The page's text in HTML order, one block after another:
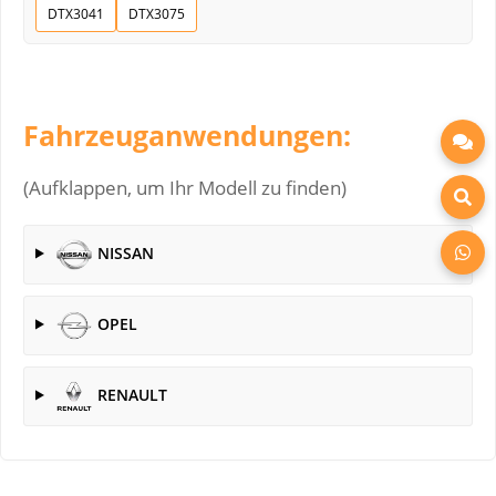
DTX3041
DTX3075
Fahrzeuganwendungen:
(Aufklappen, um Ihr Modell zu finden)
NISSAN
OPEL
RENAULT